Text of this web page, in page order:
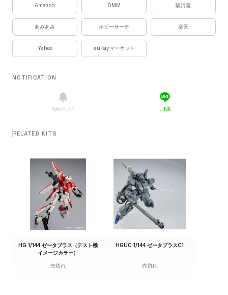
Amazon DMM 駿河屋
あみあみ ホビーサーチ 楽天
Yahoo auPayマーケット
NOTIFICATION
WebPush LINE
RELATED KITS
HG 1/144 ゼータプラス（テスト機
イメージカラー）
売切れ
HGUC 1/144 ゼータプラスC1
売切れ